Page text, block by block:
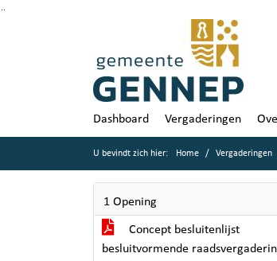
Dashboard Vergaderingen
U bevindt zich hier: Home Vergaderingen
1 Opening
Concept besluitenlijst
besluitvormende